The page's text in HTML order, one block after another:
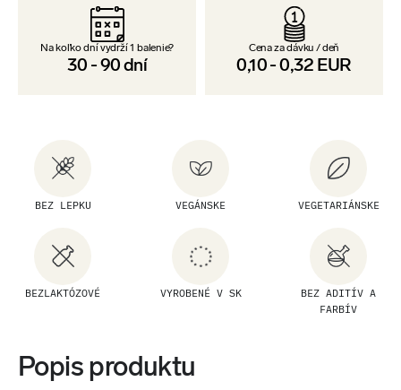
Na koľko dní vydrží 1 balenie?
90
-
30 dní
Cena za dávku / deň
0,10 -0,32 EUR
BEZ LEPKU VEGÁNSKE VEGETARIÁNSKE
BEZLAKTÓZOVÉ VYROBENÉ V SK
BEZ ADITÍV A
FARBÍV
Popis produktu